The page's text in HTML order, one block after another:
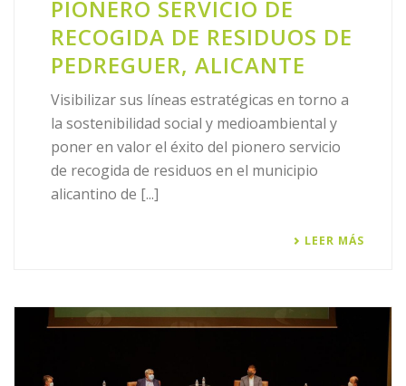
PIONERO SERVICIO DE
RECOGIDA DE RESIDUOS DE
PEDREGUER, ALICANTE
Visibilizar sus líneas estratégicas en torno a
la sostenibilidad social y medioambiental y
poner en valor el éxito del pionero servicio
de recogida de residuos en el municipio
alicantino de [...]
LEER MÁS